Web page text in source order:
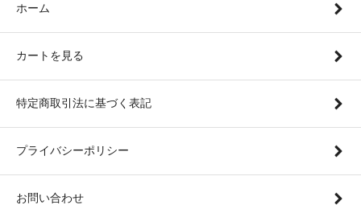
ホーム
カートを見る
特定商取引法に基づく表記
プライバシーポリシー
お問い合わせ